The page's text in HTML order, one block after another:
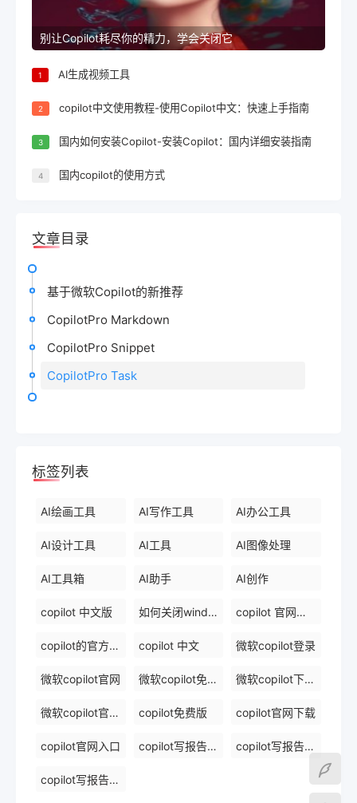
别让Copilot耗尽你的精力，学会关闭它
1 AI生成视频工具
2 copilot中文使用教程-使用Copilot中文：快速上手指南
3 国内如何安装Copilot-安装Copilot：国内详细安装指南
4 国内copilot的使用方式
文章目录
基于微软Copilot的新推荐
CopilotPro Markdown
CopilotPro Snippet
CopilotPro Task
标签列表
AI绘画工具 AI写作工具 AI办公工具
AI设计工具 AI工具 AI图像处理
AI工具箱 AI助手 AI创作
copilot 中文版 如何关闭windows 中的 copilot copilot 官网下载
copilot的官方网站 copilot 中文 微软copilot登录
微软copilot官网 微软copilot免费在线 微软copilot下载官网
微软copilot官网免费在线 copilot免费版 copilot官网下载
copilot官网入口 copilot写报告镜像 copilot写报告免费软件排名
copilot写报告免费在线